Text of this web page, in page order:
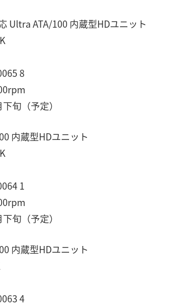
ATA/100 内蔵型HDユニット
8
（予定）
蔵型HDユニット
1
（予定）
蔵型HDユニット
4